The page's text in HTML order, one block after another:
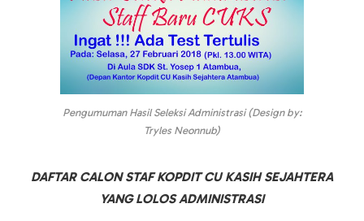
Pengumuman Hasil Seleksi Administrasi (Design by:
Tryles Neonnub)
DAFTAR CALON STAF KOPDIT CU KASIH SEJAHTERA
YANG LOLOS ADMINISTRASI